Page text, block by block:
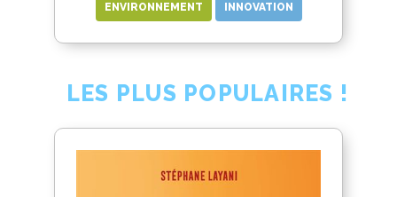
ENVIRONNEMENT INNOVATION
LES PLUS POPULAIRES !